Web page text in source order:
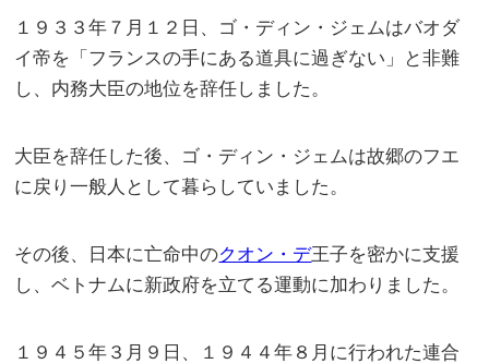
１９３３年７月１２日、ゴ・ディン・ジェムはバオダ
イ帝を「フランスの手にある道具に過ぎない」と非難
し、内務大臣の地位を辞任しました。
大臣を辞任した後、ゴ・ディン・ジェムは故郷のフエ
に戻り一般人として暮らしていました。
その後、日本に亡命中のクオン・デ王子を密かに支援
し、ベトナムに新政府を立てる運動に加わりました。
１９４５年３月９日、１９４４年８月に行われた連合